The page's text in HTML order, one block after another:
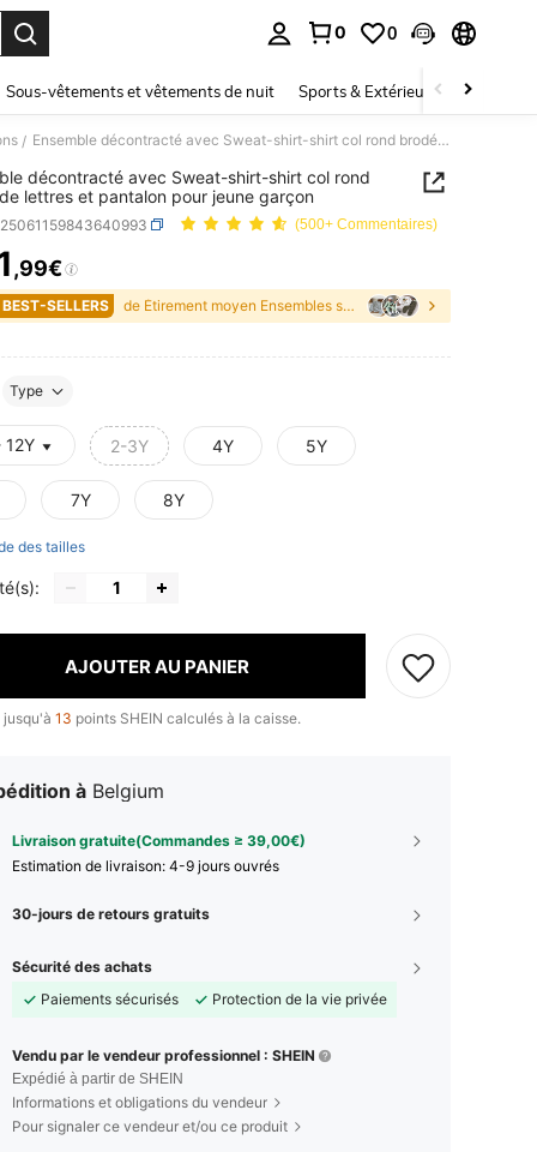
0 0
Sous-vêtements et vêtements de nuit Sports & Extérieur Enfants
/ Ensemble décontracté avec Sweat-shirt-shirt col rond brodé de lettres et pantalon pour jeune garçon
décontracté avec Sweat-shirt-shirt col rond
lettres et pantalon pour jeune garçon
(500+ Commentaires)
AND AVAILABILITY
,99€
SELLERS de Étirement moyen Ensembles sweat à capuche et sw
Type
12Y 2-3Y 4Y 5Y
7Y 8Y
des tailles
AJOUTER AU PANIER
jusqu'à 13 points SHEIN calculés à la caisse.
à Belgium
Livraison gratuite(Commandes ≥ 39,00€)
Estimation de livraison: 4-9 jours ouvrés
30-jours de retours gratuits
Sécurité des achats
Paiements sécurisés
Protection de la vie privée
Vendu par le vendeur professionnel : SHEIN
Expédié à partir de SHEIN
Informations et obligations du vendeur
Pour signaler ce vendeur et/ou ce produit